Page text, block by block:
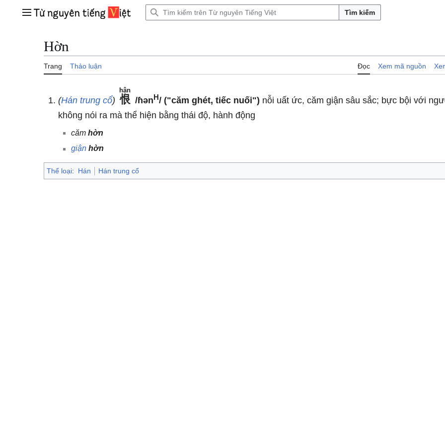
Trình đơn chính Tìm kiếm
Hờn
Trang Thảo luận Đọc Xem mã nguồn
(Hán trung cổ) 恨
hận
/ɦənH/ ("căm ghét, tiếc nuối") nỗi uất ức, căm giận sâu sắc; bực bội với
không nói ra mà thể hiện bằng thái độ, hành động
cămhờn
giận hờn
Thể loại: Hán Hán trung cổ